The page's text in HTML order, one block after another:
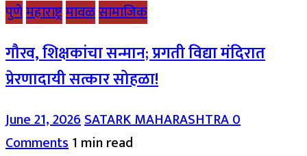
पुणेमहाराष्ट्रमावळसामाजिक
गौरव, शिक्षकांचा सन्मान; प्रगती विद्या मंदिरात
प्रेरणादायी सत्कार सोहळा!
June 21, 2026SATARK MAHARASHTRA0
Comments1 min read